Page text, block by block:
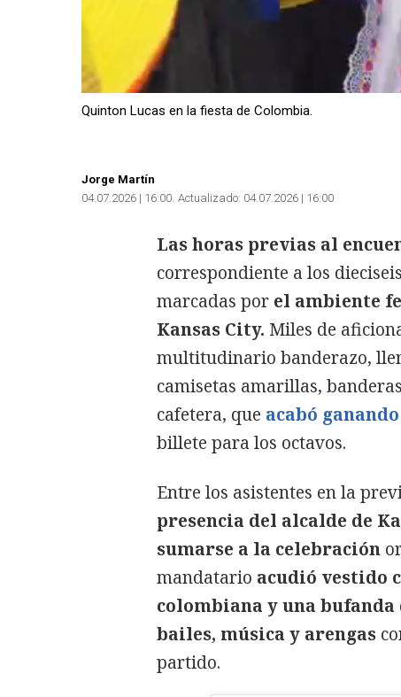
Quinton Lucas en la fiesta de Colombia.
Jorge Martín
04.07.2026 | 16:00 Actualizado: 04.07.2026 | 16:00
Las horas previas al
correspondiente a los
marcadas por el ambiente
Kansas City. Miles de
multitudinario banderazo,
camisetas amarillas,
cafetera, que acabó ganando
billete para los octavos.
Entre los asistentes en la
presencia del alcalde de
sumarse a la celebración
mandatario acudió vestido
colombiana y una bufanda
bailes, música y arengas
partido.